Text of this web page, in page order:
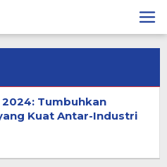
Tumbuhkan
Kuat Antar-Industri